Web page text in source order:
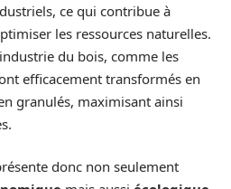
ce qui contribue à
les ressources naturelles.
du bois, comme les
efficacement transformés en
granulés, maximisant ainsi
donc non seulement